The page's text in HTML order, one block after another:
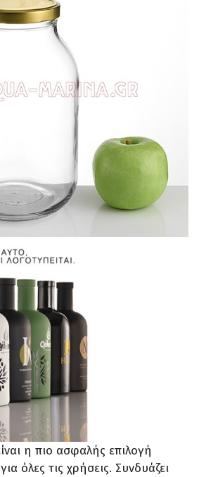
η πιο ασφαλής επιλογή
όλες τις χρήσεις. Συνδυάζει